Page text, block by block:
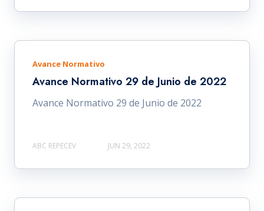
Avance Normativo
Avance Normativo 29 de Junio de 2022
Avance Normativo 29 de Junio de 2022
ABC REPECEV JUN 29, 2022